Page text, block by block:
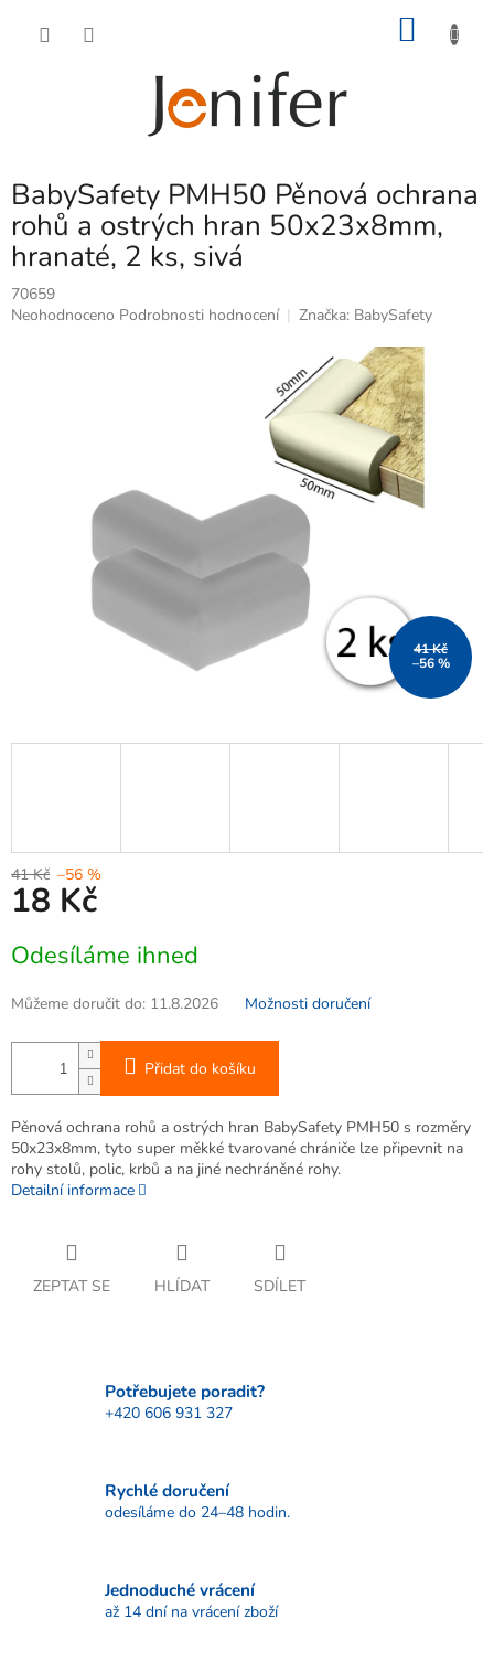
BabySafety PMH50 Pěnová ochrana
rohů a ostrých hran 50x23x8mm,
hranaté, 2 ks, sivá
70659
Průměrné
Neohodnoceno Podrobnosti hodnocení Značka: BabySafety
41 Kč
–56 %
41 Kč –56 %
18 Kč
cena:
Odesíláme ihned
Můžeme doručit do: 11.8.2026 Možnosti doručení
Přidat do košíku
Pěnová ochrana rohů a ostrých hran BabySafety PMH50 s rozměry
50x23x8mm, tyto super měkké tvarované chrániče lze připevnit na
rohy stolů, polic, krbů a na jiné nechráněné rohy.
Detailní informace
ZEPTAT SE HLÍDAT SDÍLET
Potřebujete poradit?
+420 606 931 327
Rychlé doručení
odesíláme do 24–48 hodin.
Jednoduché vrácení
až 14 dní na vrácení zboží